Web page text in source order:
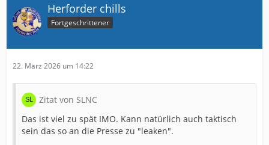
Herforder chills
Fortgeschrittener
22. März 2026 um 14:22
Zitat von SLNC
Das ist viel zu spät IMO. Kann natürlich auch taktisch
sein das so an die Presse zu "leaken".